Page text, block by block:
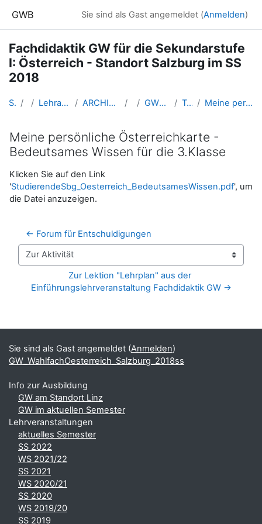
GWB Sie sind als Gast angemeldet (Anmelden)
Fachdidaktik GW für die Sekundarstufe
I: Österreich - Standort Salzburg im SS
2018
Startseite Kurse Lehramtsausbildung GW im Cluster Österreich Mitte ARCHIV - Lehrveranstaltungen am Standort Linz - seit 2016 SS 2018
GW_WahlfachOesterreich_Salzburg_2018ss Termin 1: 9. März 2018 Meine persönliche Österreichkarte - Bedeutsames Wissen für die 3.Klasse
Meine persönliche Österreichkarte -
Bedeutsames Wissen für die 3.Klasse
Abschlussbedingungen
Klicken Sie auf den Link
'StudierendeSbg_Oesterreich_BedeutsamesWissen.pdf', um
die Datei anzuzeigen.
← Forum für Entschuldigungen
Zur Aktivität
Zur Lektion "Lehrplan" aus der
Einführungslehrveranstaltung Fachdidaktik GW →
Ergänzungsblöcke
Sie sind als Gast angemeldet (Anmelden)
GW_WahlfachOesterreich_Salzburg_2018ss
Info zur Ausbildung
GW am Standort Linz
GW im aktuellen Semester
Lehrveranstaltungen
aktuelles Semester
SS 2022
WS 2021/22
SS 2021
WS 2020/21
SS 2020
WS 2019/20
SS 2019